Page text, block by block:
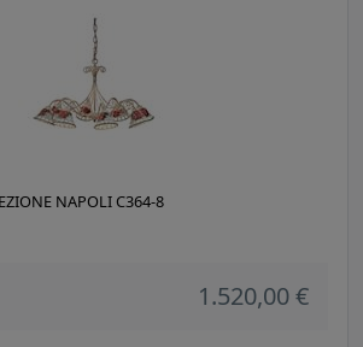
NAPOLI C364-8
1.520,00 €